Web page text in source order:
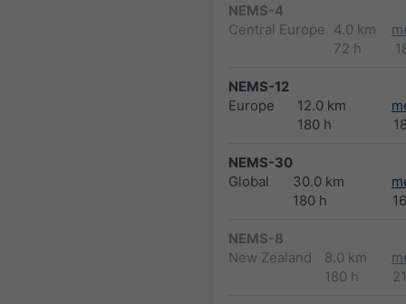
NEMS-4
Central Europe 4.0 km
72 h
NEMS-12
Europe
12.0 km
180 h
NEMS-30
Global
30.0 km
180 h
NEMS-8
New Zealand
8.0 km
180 h